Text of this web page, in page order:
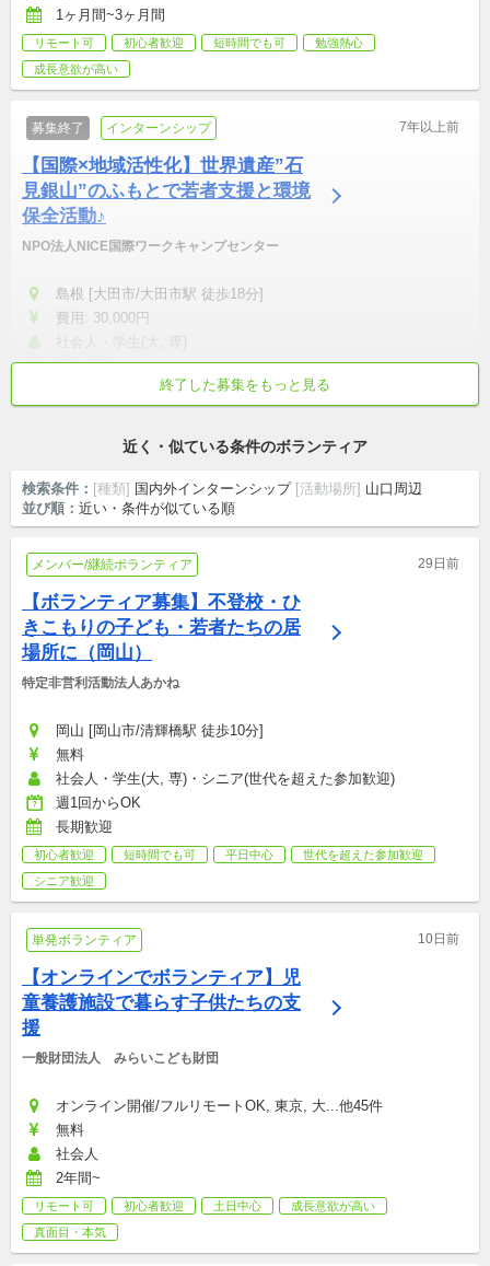
1ヶ月間~3ヶ月間
リモート可 初心者歓迎 短時間でも可
勉強熱心
成長意欲が高い
募集終了 インターンシップ 7年以上前
【国際×地域活性化】世界遺産”石
見銀山”のふもとで若者支援と環境
保全活動♪
NPO法人NICE国際ワークキャンプセンター
島根 [大田市/大田市駅 徒歩18分]
費用: 30,000円
社会人・学生(大, 専)
週4~5回
1ヶ月間~3ヶ月間終了した募集をもっと見る
近く・似ている条件のボランティア
検索条件： [種類] 国内外インターンシップ [活動場所] 山口周辺
並び順： 近い・条件が似ている順
メンバー/継続ボランティア 29日前
【ボランティア募集】不登校・ひ
きこもりの子ども・若者たちの居
場所に（岡山）
特定非営利活動法人あかね
岡山 [岡山市/清輝橋駅 徒歩10分]
無料
社会人・学生(大, 専)・シニア(世代を超えた参加歓迎)
週1回からOK
長期歓迎
初心者歓迎 短時間でも可 平日中心
世代を超えた参加歓迎
シニア歓迎
単発ボランティア 10日前
【オンラインでボランティア】児
童養護施設で暮らす子供たちの支
援
一般財団法人　みらいこども財団
オンライン開催/フルリモートOK, 東京, 大...他45件
無料
社会人
2年間~
リモート可 初心者歓迎 土日中心
成長意欲が高い
真面目・本気